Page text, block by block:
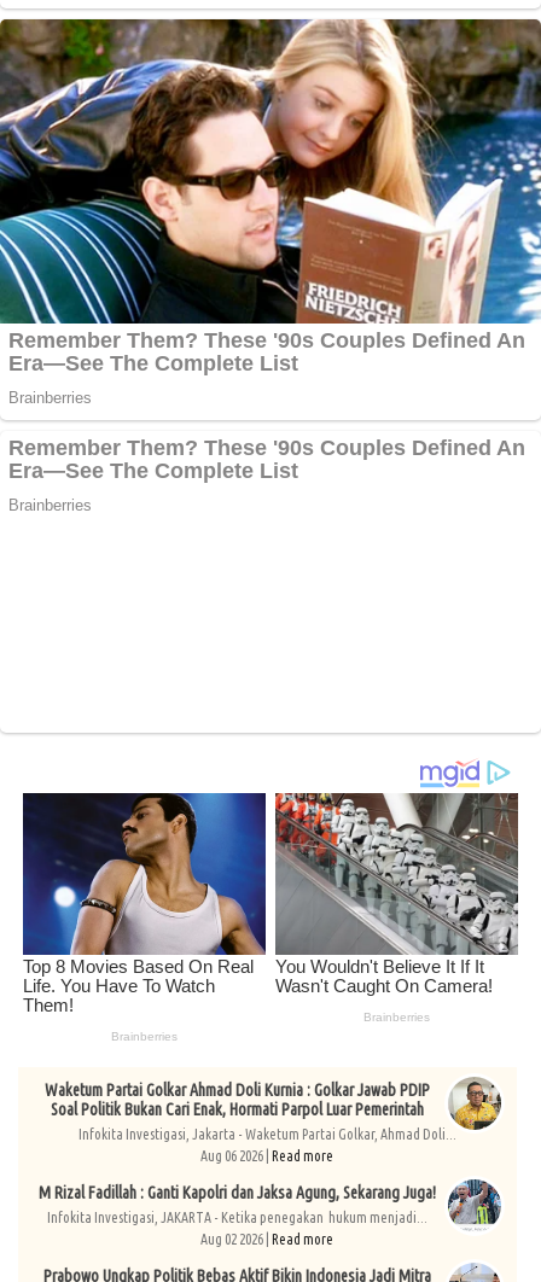
Waketum Partai Golkar Ahmad Doli Kurnia : Golkar Jawab PDIP
Soal Politik Bukan Cari Enak, Hormati Parpol Luar Pemerintah
Infokita Investigasi, Jakarta - Waketum Partai Golkar, Ahmad Doli...
Aug 06 2026 |Read more
M Rizal Fadillah : Ganti Kapolri dan Jaksa Agung, Sekarang Juga!
Infokita Investigasi, JAKARTA - Ketika penegakan hukum menjadi...
Aug 02 2026 |Read more
Prabowo Ungkap Politik Bebas Aktif Bikin Indonesia Jadi Mitra